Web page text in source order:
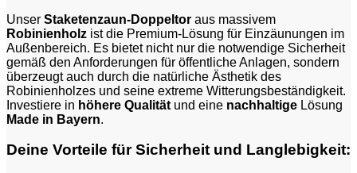
Unser Staketenzaun-Doppeltor aus massivem
Robinienholz ist die Premium-Lösung für Einzäunungen im
Außenbereich. Es bietet nicht nur die notwendige Sicherheit
gemäß den Anforderungen für öffentliche Anlagen, sondern
überzeugt auch durch die natürliche Ästhetik des
Robinienholzes und seine extreme Witterungsbeständigkeit.
Investiere in höhere Qualität und eine nachhaltige Lösung
Made in Bayern.
Deine Vorteile für Sicherheit und Langlebigkeit: